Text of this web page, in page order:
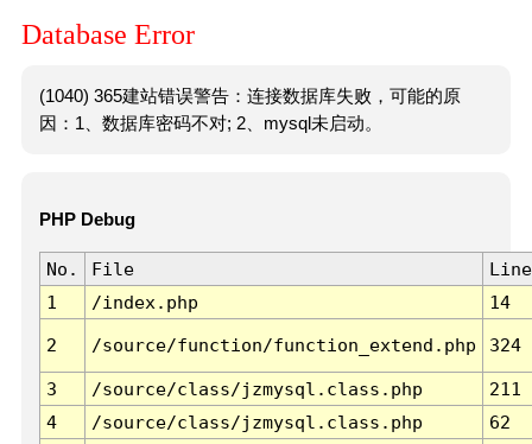
Database Error
(1040) 365建站错误警告：连接数据库失败，可能的原
因：1、数据库密码不对; 2、mysql未启动。
PHP Debug
No. File
Line
1
/index.php 14
2 /source/function/function_extend.php 324
3 /source/class/jzmysql.class.php
211
4
/source/class/jzmysql.class.php
62